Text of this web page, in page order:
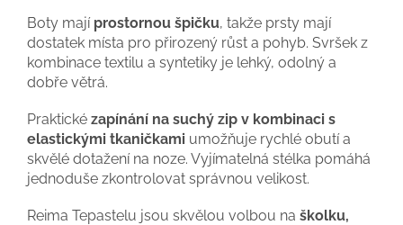
Boty mají prostornou špičku, takže prsty mají
dostatek místa pro přirozený růst a pohyb. Svršek z
kombinace textilu a syntetiky je lehký, odolný a
dobře větrá.
Praktické zapínání na suchý zip v kombinaci s
elastickými tkaničkami umožňuje rychlé obutí a
skvělé dotažení na noze. Vyjímatelná stélka pomáhá
jednoduše zkontrolovat správnou velikost.
Reima Tepastelu jsou skvělou volbou na školku,